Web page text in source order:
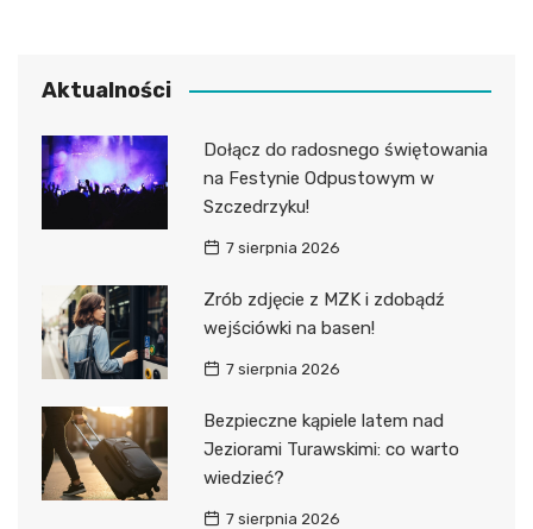
Aktualności
Dołącz do radosnego świętowania
na Festynie Odpustowym w
Szczedrzyku!
7 sierpnia 2026
Zrób zdjęcie z MZK i zdobądź
wejściówki na basen!
7 sierpnia 2026
Bezpieczne kąpiele latem nad
Jeziorami Turawskimi: co warto
wiedzieć?
7 sierpnia 2026